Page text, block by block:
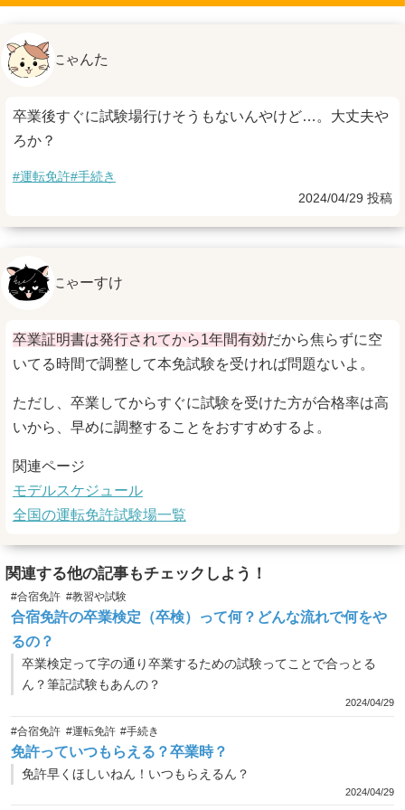
にゃんた
卒業後すぐに試験場行けそうもないんやけど…。大丈夫や
ろか？
#運転免許#手続き
2024/04/29 投稿
にゃーすけ
卒業証明書は発行されてから1年間有効だから焦らずに空
いてる時間で調整して本免試験を受ければ問題ないよ。
ただし、卒業してからすぐに試験を受けた方が合格率は高
いから、早めに調整することをおすすめするよ。
関連ページ
モデルスケジュール
全国の運転免許試験場一覧
関連する他の記事もチェックしよう！
#合宿免許 #教習や試験
合宿免許の卒業検定（卒検）って何？どんな流れで何をや
るの？
卒業検定って字の通り卒業するための試験ってことで合っとる
ん？筆記試験もあんの？
2024/04/29
#合宿免許 #運転免許 #手続き
免許っていつもらえる？卒業時？
免許早くほしいねん！いつもらえるん？
2024/04/29